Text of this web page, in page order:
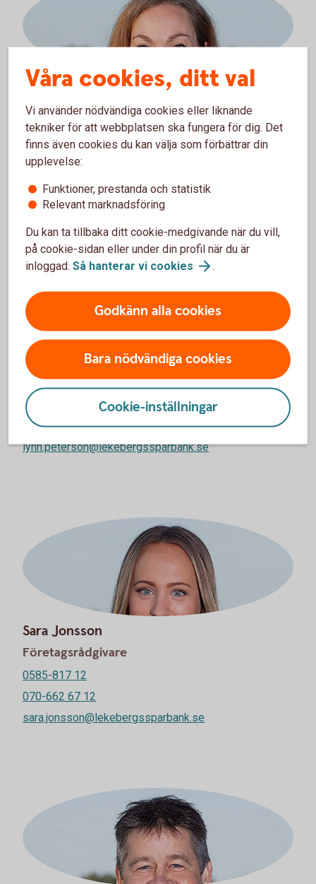
Amalia Thorstensson
Företagsmarknadschef
0585-817 02
073-063 75 72
Lynn Peterson
Företagrådgivare
0585-817 16
070-291 51 39
lynn.peterson@lekebergssparbank.se
Sara Jonsson
Företagsrådgivare
0585-817 12
070-662 67 12
sara.jonsson@lekebergssparbank.se
Våra cookies, ditt val
Vi använder nödvändiga cookies eller liknande
tekniker för att webbplatsen ska fungera för dig. Det
finns även cookies du kan välja som förbättrar din
upplevelse:
Funktioner, prestanda och statistik
Relevant marknadsföring
Du kan ta tillbaka ditt cookie-medgivande när du vill,
på cookie-sidan eller under din profil när du är
inloggad. Så hanterar vi cookies .
Godkänn alla cookies
Bara nödvändiga cookies
Cookie-inställningar